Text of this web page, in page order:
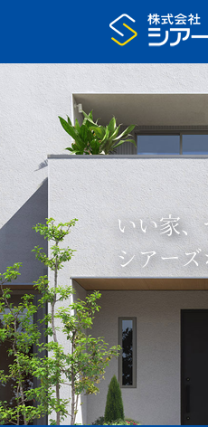
プラン集申込
家の特長 いい家、つづく
住宅展示場 注文住宅のモデル
まちなかモデルハウス
いい家、
シアー